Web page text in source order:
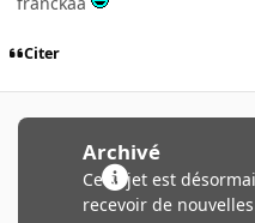
Citer
Archivé
Ce sujet est
recevoir de